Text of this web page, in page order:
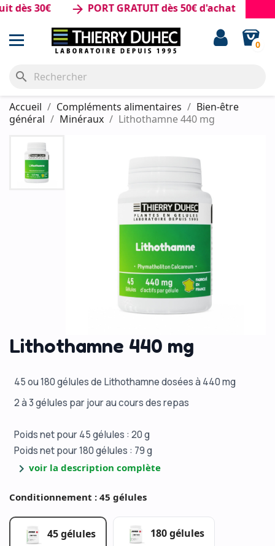
30€ arrow_forward PORT GRATUIT dès 50€ d'achat
0
search
Accueil Compléments alimentaires
Bien-être
général
Minéraux Lithothamne 440 mg
Lithothamne 440 mg
45 ou 180 gélules de Lithothamne dosées à 440 mg
2 à 3 gélules par jour au cours des repas
Poids net pour 45 gélules : 20 g
Poids net pour 180 gélules : 79 g
chevron_right voir la description complète
Conditionnement : 45 gélules
45 gélules 180 gélules